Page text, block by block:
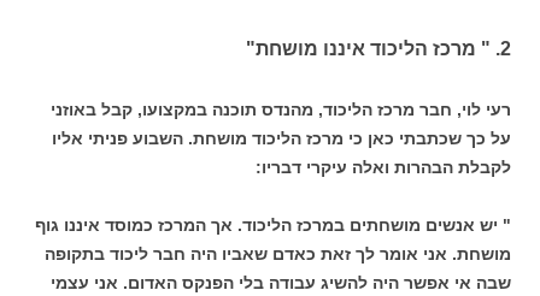
2. " מרכז הליכוד איננו מושחת"
רעי לוי, חבר מרכז הליכוד, מהנדס תוכנה במקצועו, קבל באוזני
על כך שכתבתי כאן כי מרכז הליכוד מושחת. השבוע פניתי אליו
לקבלת הבהרות ואלה עיקרי דבריו:
" יש אנשים מושחתים במרכז הליכוד. אך המרכז כמוסד איננו גוף
מושחת. אני אומר לך זאת כאדם שאביו היה חבר ליכוד בתקופה
שבה אי אפשר היה להשיג עבודה בלי הפנקס האדום. אני עצמי